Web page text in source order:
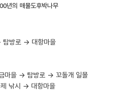
년의 매물도후박나무
탐방로 → 대항마을
마을 → 탐방로 → 꼬돌개 일몰
낚시 → 대항마을